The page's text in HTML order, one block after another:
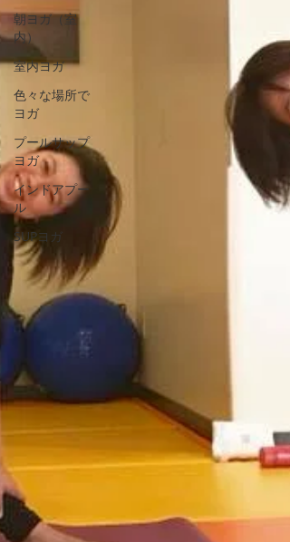
朝ヨガ（室
内）
室内ヨガ
色々な場所で
ヨガ
プールサップ
ヨガ
インドアプー
ル
SUPヨガ